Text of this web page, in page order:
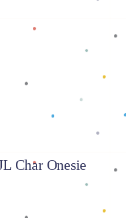
selengkapnya
Char Onesie